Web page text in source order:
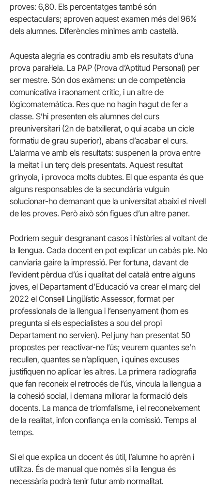
proves: 6,80. Els percentatges també són
espectaculars; aproven aquest examen més del 96%
dels alumnes. Diferències mínimes amb castellà.
Aquesta alegria es contradiu amb els resultats d’una
prova paral·lela. La PAP (Prova d’Aptitud Personal) per
ser mestre. Són dos exàmens: un de competència
comunicativa i raonament crític, i un altre de
lògicomatemàtica. Res que no hagin hagut de fer a
classe. S’hi presenten els alumnes del curs
preuniversitari (2n de batxillerat, o qui acaba un cicle
formatiu de grau superior), abans d’acabar el curs.
L’alarma ve amb els resultats: suspenen la prova entre
la meitat i un terç dels presentats. Aquest resultat
grinyola, i provoca molts dubtes. El que espanta és que
alguns responsables de la secundària vulguin
solucionar-ho demanant que la universitat abaixi el nivell
de les proves. Però això són figues d’un altre paner.
Podríem seguir desgranant casos i històries al voltant de
la llengua. Cada docent en pot explicar un cabàs ple. No
canviaria gaire la impressió. Per fortuna, davant de
l’evident pèrdua d’ús i qualitat del català entre alguns
joves, el Departament d’Educació va crear el març del
2022 el Consell Lingüístic Assessor, format per
professionals de la llengua i l’ensenyament (hom es
pregunta si els especialistes a sou del propi
Departament no servien). Pel juny han presentat 50
propostes per reactivar-ne l’ús; veurem quantes se’n
recullen, quantes se n’apliquen, i quines excuses
justifiquen no aplicar les altres. La primera radiografia
que fan reconeix el retrocés de l’ús, vincula la llengua a
la cohesió social, i demana millorar la formació dels
docents. La manca de triomfalisme, i el reconeixement
de la realitat, infon confiança en la comissió. Temps al
temps.
Si el que explica un docent és útil, l’alumne ho aprèn i
utilitza. És de manual que només si la llengua és
necessària podrà tenir futur amb normalitat.